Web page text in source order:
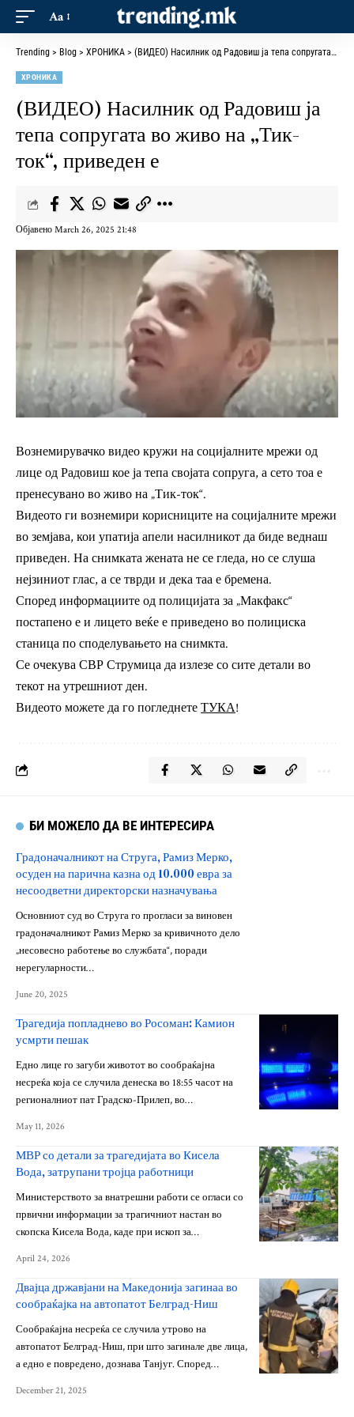
Aa
Trending > Blog > ХРОНИКА > (ВИДЕО) Насилник од Радовиш ја тепа сопругата во живо на „Тик-ток“, приведен е
ХРОНИКА
(ВИДЕО) Насилник од Радовиш ја
тепа сопругата во живо на „Тик-
ток“, приведен е
Објавено March 26, 2025 21:48
Вознемирувачко видео кружи на социјалните мрежи од
лице од Радовиш кое ја тепа својата сопруга, а сето тоа е
пренесувано во живо на „Тик-ток“.
Видеото ги вознемири корисниците на социјалните мрежи
во земјава, кои упатија апели насилникот да биде веднаш
приведен. На снимката жената не се гледа, но се слуша
нејзиниот глас, а се тврди и дека таа е бремена.
Според информациите од полицијата за „Макфакс“
постапено е и лицето веќе е приведено во полициска
станица по споделувањето на снимкта.
Се очекува СВР Струмица да излезе со сите детали во
текот на утрешниот ден.
Видеото можете да го погледнетеТУКА!
БИ МОЖЕЛО ДА ВЕ ИНТЕРЕСИРА
Градоначалникот на Струга, Рамиз Мерко,
осуден на парична казна од 10.000 евра за
несоодветни директорски назначувања
Основниот суд во Струга го прогласи за виновен
градоначалникот Рамиз Мерко за кривичното дело
„несовесно работење во службата“, поради
нерегуларности…
June 20, 2025
Трагедија попладнево во Росоман: Камион
усмрти пешак
Едно лице го загуби животот во сообраќајна
несреќа која се случила денеска во 18:55 часот на
регионалниот пат Градско-Прилеп, во…
May 11, 2026
МВР со детали за трагедијата во Кисела
Вода, затрупани тројца работници
Министерството за внатрешни работи се огласи со
првични информации за трагичниот настан во
скопска Кисела Вода, каде при ископ за…
April 24, 2026
Двајца државјани на Македонија загинаа во
сообраќајка на автопатот Белград-Ниш
Сообраќајна несреќа се случила утрово на
автопатот Белград-Ниш, при што загинале две лица,
а едно е повредено, дознава Танјуг. Според…
December 21, 2025